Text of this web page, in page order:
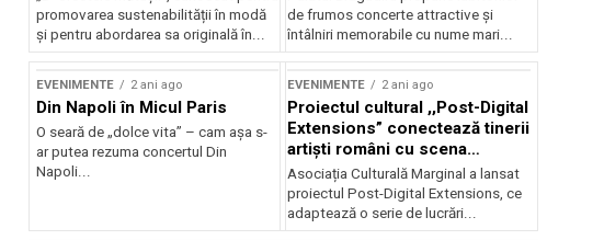
promovarea sustenabilității în modă
și pentru abordarea sa originală în...
de frumos concerte attractive şi
întâlniri memorabile cu nume mari...
EVENIMENTE 2 ani ago
Din Napoli în Micul Paris
O seară de „dolce vita” – cam așa s-
ar putea rezuma concertul Din
Napoli...
EVENIMENTE 2 ani ago
Proiectul cultural ,,Post-Digital
Extensions” conectează tinerii
artiști români cu scena
internațională
Asociația Culturală Marginal a lansat
proiectul Post-Digital Extensions, ce
adaptează o serie de lucrări...